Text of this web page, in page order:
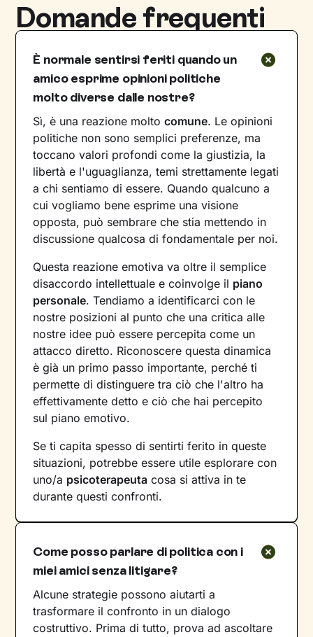
Domande frequenti
È normale sentirsi feriti quando un
amico esprime opinioni politiche
molto diverse dalle nostre?
Sì, è una reazione moltocomune. Le opinioni
politiche non sono semplici preferenze, ma
toccano valori profondi come la giustizia, la
libertà e l'uguaglianza, temi strettamente legati
a chi sentiamo di essere. Quando qualcuno a
cui vogliamo bene esprime una visione
opposta, può sembrare che stia mettendo in
discussione qualcosa di fondamentale per noi.
Questa reazione emotiva va oltre il semplice
disaccordo intellettuale e coinvolge il piano
personale. Tendiamo a identificarci con le
nostre posizioni al punto che una critica alle
nostre idee può essere percepita come un
attacco diretto. Riconoscere questa dinamica
è già un primo passo importante, perché ti
permette di distinguere tra ciò che l'altro ha
effettivamente detto e ciò che hai percepito
sul piano emotivo.
Se ti capita spesso di sentirti ferito in queste
situazioni, potrebbe essere utile esplorare con
uno/a psicoterapeuta cosa si attiva in te
durante questi confronti.
Come posso parlare di politica con i
miei amici senza litigare?
Alcune strategie possono aiutarti a
trasformare il confronto in un dialogo
costruttivo. Prima di tutto, prova ad ascoltare